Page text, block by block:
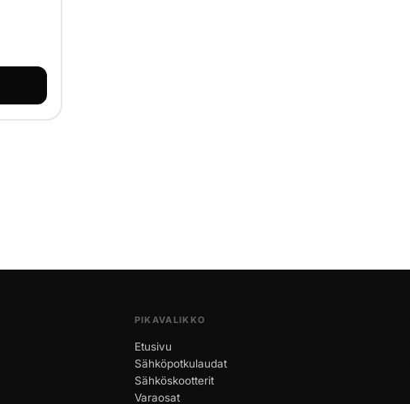
PIKAVALIKKO
Etusivu
Sähköpotkulaudat
Sähköskootterit
Varaosat